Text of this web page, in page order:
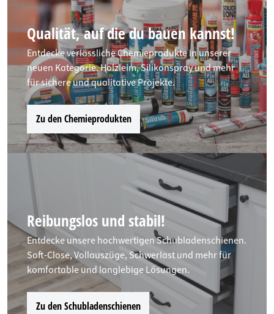
Qualität, auf die du bauen kannst!
Entdecke verlässliche Chemieprodukte in unserer
neuen Kategorie. Holzleim, Silikonspray und mehr
für sichere und qualitative Projekte.
Zu den Chemieprodukten
Reibungslos und stabil!
Entdecke unsere hochwertigen Schubladenschienen.
Soft-Close, Vollauszüge, Schwerlast und mehr für
komfortable und langlebige Lösungen.
Zu den Schubladenschienen